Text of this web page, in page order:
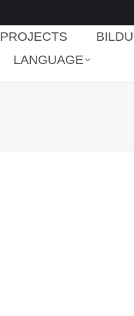
PROJECTS
LANGUAGE